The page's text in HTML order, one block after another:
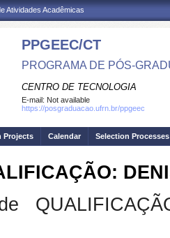
Atividades Acadêmicas
PPGEEC/CT
PROGRAMA DE PÓS-
CENTRO DE TECNOLOGIA
E-mail: Not available
https://posgraduacao.ufrn.br/ppgeec
Projects Calendar Selection Processes